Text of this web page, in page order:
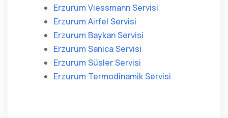
Erzurum Vıessmann Servisi
Erzurum Airfel Servisi
Erzurum Baykan Servisi
Erzurum Sanica Servisi
Erzurum Süsler Servisi
Erzurum Termodinamik Servisi